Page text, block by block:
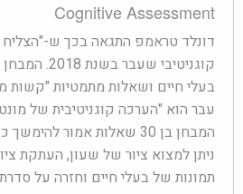
Cognitive Assessment
דונלד טראמפ התגאה בכך ש-"הצליח
קוגניטיבי שעבר
בעלי חיים ושאלות מתמטיות "קשות
ניתן למצוא ציור של שעון, העתקת
תמונות של בעלי חיים וחזרה על סדרת